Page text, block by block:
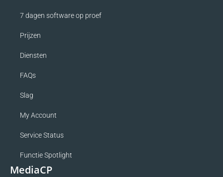
7 dagen software op proef
Prijzen
Diensten
FAQs
Slag
My Account
Service Status
Functie Spotlight
MediaCP